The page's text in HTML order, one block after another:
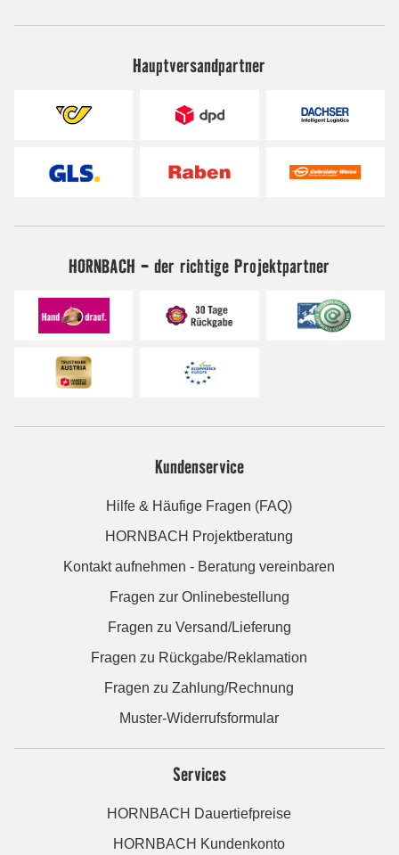
Hauptversandpartner
HORNBACH - der richtige Projektpartner
Kundenservice
Hilfe & Häufige Fragen (FAQ)
HORNBACH Projektberatung
Kontakt aufnehmen - Beratung vereinbaren
Fragen zur Onlinebestellung
Fragen zu Versand/Lieferung
Fragen zu Rückgabe/Reklamation
Fragen zu Zahlung/Rechnung
Muster-Widerrufsformular
Services
HORNBACH Dauertiefpreise
HORNBACH Kundenkonto